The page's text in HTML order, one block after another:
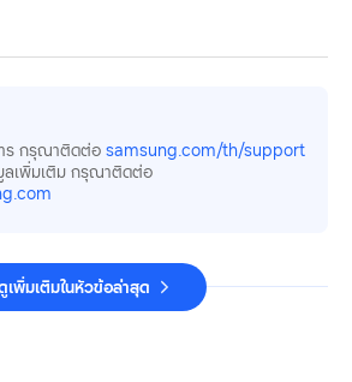
ร กรุณาติดต่อ samsung.com/th/support
ลเพิ่มเติม กรุณาติดต่อ
เพิ่มเติมในหัวข้อล่าสุด